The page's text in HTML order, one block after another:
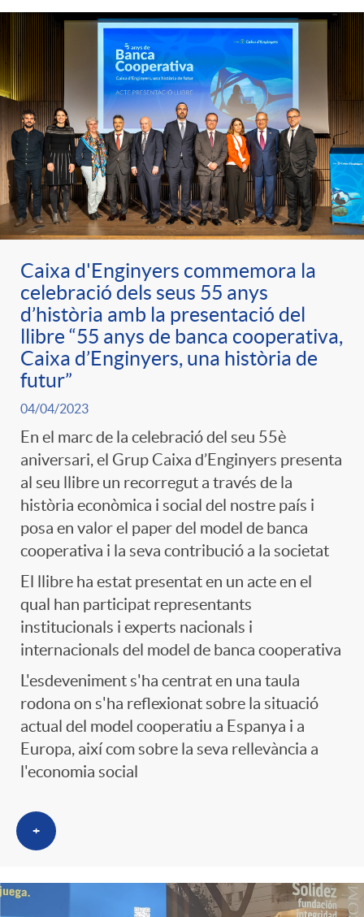
Caixa d'Enginyers commemora la
celebració dels seus 55 anys
d’història amb la presentació del
llibre “55 anys de banca cooperativa,
Caixa d’Enginyers, una història de
futur”
04/04/2023
En el marc de la celebració del seu 55è
aniversari, el Grup Caixa d’Enginyers presenta
al seu llibre un recorregut a través de la
història econòmica i social del nostre país i
posa en valor el paper del model de banca
cooperativa i la seva contribució a la societat
El llibre ha estat presentat en un acte en el
qual han participat representants
institucionals i experts nacionals i
internacionals del model de banca cooperativa
L'esdeveniment s'ha centrat en una taula
rodona on s'ha reflexionat sobre la situació
actual del model cooperatiu a Espanya i a
Europa, així com sobre la seva rellevància a
l'economia social
+